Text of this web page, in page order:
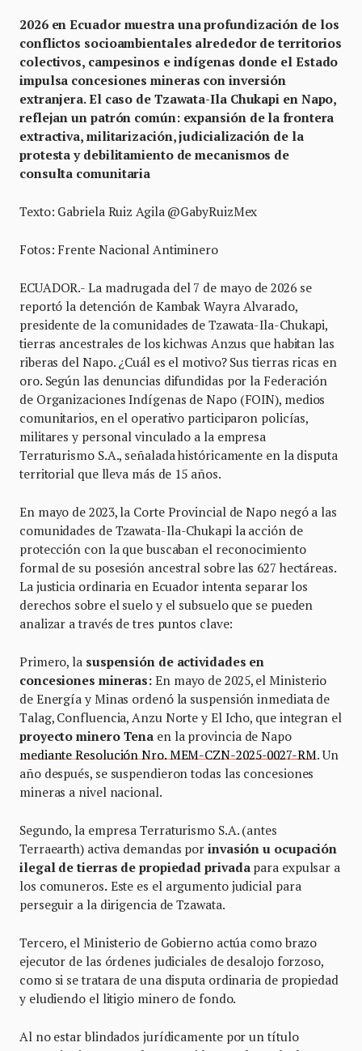
2026 en Ecuador muestra una profundización de los
conflictos socioambientales alrededor de territorios
colectivos, campesinos e indígenas donde el Estado
impulsa concesiones mineras con inversión
extranjera. El caso de Tzawata-Ila Chukapi en Napo,
reflejan un patrón común: expansión de la frontera
extractiva, militarización, judicialización de la
protesta y debilitamiento de mecanismos de
consulta comunitaria
Texto: Gabriela Ruiz Agila @GabyRuizMex
Fotos: Frente Nacional Antiminero
ECUADOR.- La madrugada del 7 de mayo de 2026 se
reportó la detención de Kambak Wayra Alvarado,
presidente de la comunidades de Tzawata-Ila-Chukapi,
tierras ancestrales de los kichwas Anzus que habitan las
riberas del Napo. ¿Cuál es el motivo? Sus tierras ricas en
oro. Según las denuncias difundidas por la Federación
de Organizaciones Indígenas de Napo (FOIN), medios
comunitarios, en el operativo participaron policías,
militares y personal vinculado a la empresa
Terraturismo S.A., señalada históricamente en la disputa
territorial que lleva más de 15 años.
En mayo de 2023, la Corte Provincial de Napo negó a las
comunidades de Tzawata-Ila-Chukapi la acción de
protección con la que buscaban el reconocimiento
formal de su posesión ancestral sobre las 627 hectáreas.
La justicia ordinaria en Ecuador intenta separar los
derechos sobre el suelo y el subsuelo que se pueden
analizar a través de tres puntos clave:
Primero, la suspensión de actividades en
concesiones mineras:En mayo de 2025, el Ministerio
de Energía y Minas ordenó la suspensión inmediata de
Talag, Confluencia, Anzu Norte y El Icho, que integran el
proyecto minero Tena en la provincia de Napo
mediante Resolución Nro. MEM-CZN-2025-0027-RM. Un
año después, se suspendieron todas las concesiones
mineras a nivel nacional.
Segundo, la empresa Terraturismo S.A. (antes
Terraearth) activa demandas porinvasión u ocupación
ilegal de tierras de propiedad privada para expulsar a
los comuneros.Este es el argumento judicial para
perseguir a la dirigencia de Tzawata.
Tercero, el Ministerio de Gobierno actúa como brazo
ejecutor de las órdenes judiciales de desalojo forzoso,
como si se tratara de una disputa ordinaria de propiedad
y eludiendo el litigio minero de fondo.
Al no estar blindados jurídicamente por un título